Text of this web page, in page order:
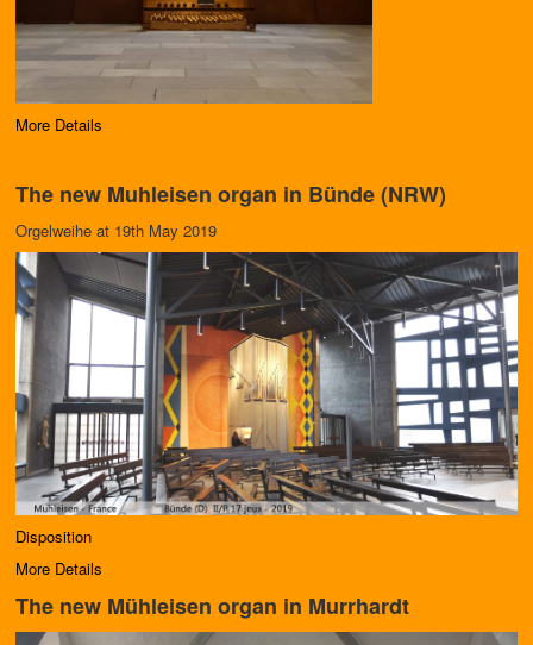
More Details
The new Muhleisen organ in Bünde (NRW)
Orgelweihe at 19th May 2019
Disposition
More Details
The new Mühleisen organ in Murrhardt